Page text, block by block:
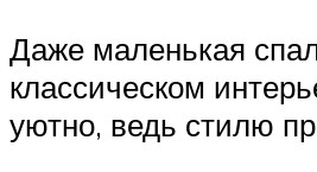
Даже маленькая
классическом
уютно, ведь стилю